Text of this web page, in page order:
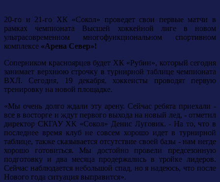
20-го и 21-го ХК «Сокол» проведет свои первые матчи в
рамках чемпионата Высшей хоккейной лиге в новом
ультрасовременном многофункциональном спортивном
комплексе «Арена Север»!
Соперником красноярцев будет ХК «Рубин», который сегодня
занимает верхнюю строчку в турнирной таблице чемпионата
ВХЛ. Сегодня, 19 декабря, хоккеисты проводят первую
тренировку на новой площадке.
«Мы очень долго ждали эту арену. Сейчас ребята приехали -
все в восторге и ждут первого выхода на новый лед, - отметил
директор СКГАУ ХК «Сокол» Денис Луговик. - На то, что в
последнее время клуб не совсем хорошо идет в турнирной
таблице, также сказывается отсутствие своей базы - нам негде
хорошо готовиться. Мы достойно провели предсезонную
подготовку и два месяца продержались в тройке лидеров.
Сейчас наблюдается небольшой спад, но я надеюсь, что после
Нового года ситуация выправится».